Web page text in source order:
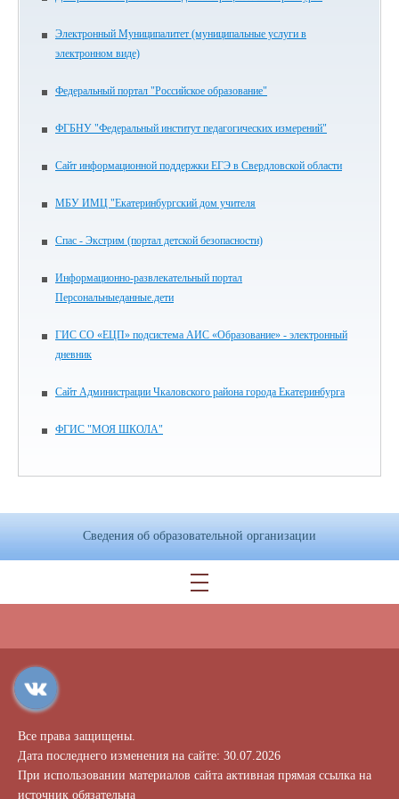
Электронный Муниципалитет (муниципальные услуги в
электронном виде)
Федеральный портал "Российское образование"
ФГБНУ "Федеральный институт педагогических измерений"
Сайт информационной поддержки ЕГЭ в Свердловской области
МБУ ИМЦ "Екатеринбургский дом учителя
Спас - Экстрим (портал детской безопасности)
Информационно-развлекательный портал
Персональныеданные.дети
ГИС СО «ЕЦП» подсистема АИС «Образование» - электронный
дневник
Сайт Администрации Чкаловского района города Екатеринбурга
ФГИС "МОЯ ШКОЛА"
Сведения об образовательной организации
Все права защищены.
Дата последнего изменения на сайте: 30.07.2026
При использовании материалов сайта активная прямая ссылка на
источник обязательна